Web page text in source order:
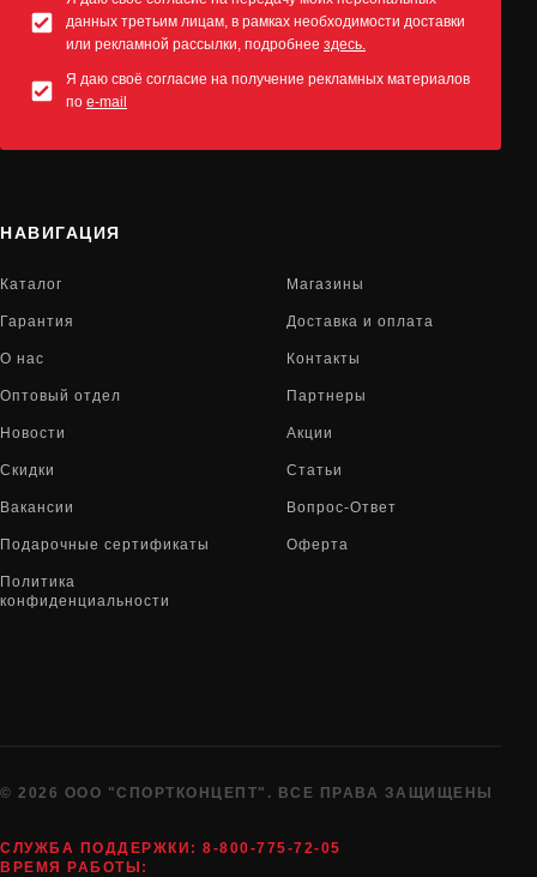
данных третьим лицам, в рамках необходимости доставки
или рекламной рассылки, подробнее здесь.
Я даю своё согласие на получение рекламных материалов
по e-mail
НАВИГАЦИЯ
Каталог Магазины
Гарантия Доставка и оплата
О нас Контакты
Оптовый отдел Партнеры
Новости Акции
Скидки Статьи
Вакансии Вопрос-Ответ
Подарочные сертификаты Оферта
Политика
конфиденциальности
© 2026 ООО "СПОРТКОНЦЕПТ". ВСЕ ПРАВА ЗАЩИЩЕНЫ
СЛУЖБА ПОДДЕРЖКИ: 8-800-775-72-05
ВРЕМЯ РАБОТЫ: